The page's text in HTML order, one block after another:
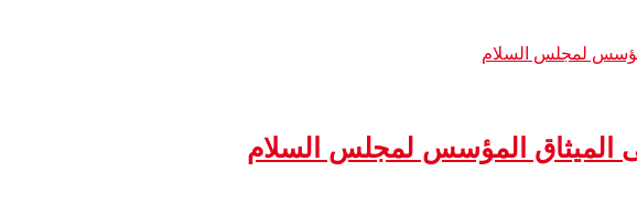
الميثاق المؤسس لمجلس السلام